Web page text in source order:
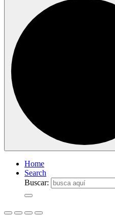
Home
Search
Buscar: